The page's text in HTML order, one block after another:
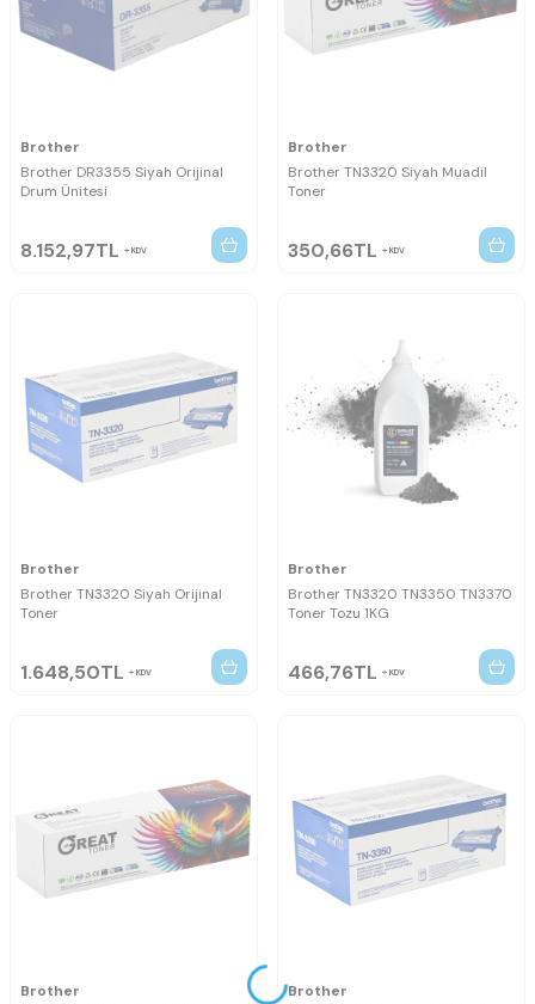
Brother
Brother DR3355 Siyah Orijinal
Drum Ünitesi
8.152,97TL KDV
Brother
Brother TN3320 Siyah Muadil
Toner
350,66TL KDV
Brother
Brother TN3320 Siyah Orijinal
Toner
1.648,50TL KDV
Brother
Brother TN3320 TN3350 TN3370
Toner Tozu 1KG
466,76TL KDV
Brother
Brother